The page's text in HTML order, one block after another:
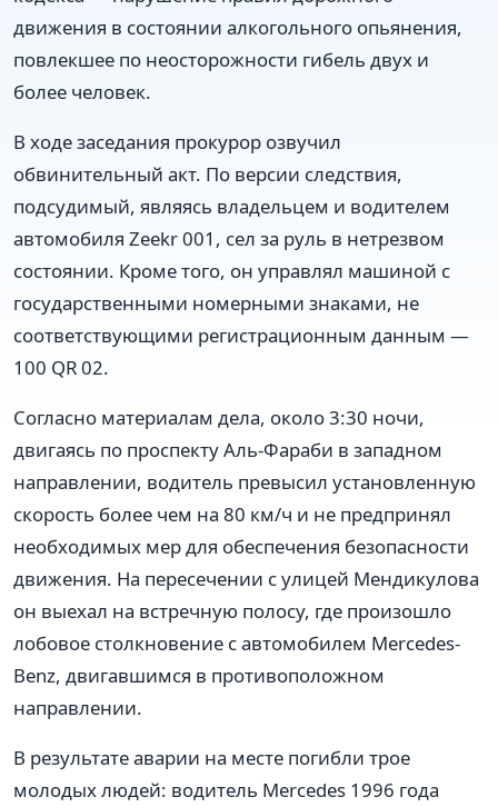
движения в состоянии алкогольного опьянения,
повлекшее по неосторожности гибель двух и
более человек.
В ходе заседания прокурор озвучил
обвинительный акт. По версии следствия,
подсудимый, являясь владельцем и водителем
автомобиля Zeekr 001, сел за руль в нетрезвом
состоянии. Кроме того, он управлял машиной с
государственными номерными знаками, не
соответствующими регистрационным данным —
100 QR 02.
Согласно материалам дела, около 3:30 ночи,
двигаясь по проспекту Аль-Фараби в западном
направлении, водитель превысил установленную
скорость более чем на 80 км/ч и не предпринял
необходимых мер для обеспечения безопасности
движения. На пересечении с улицей Мендикулова
он выехал на встречную полосу, где произошло
лобовое столкновение с автомобилем Mercedes-
Benz, двигавшимся в противоположном
направлении.
В результате аварии на месте погибли трое
молодых людей: водитель Mercedes 1996 года